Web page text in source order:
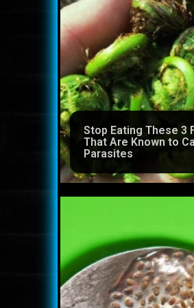
Stop Eating These 3
That Are Known to
Parasites